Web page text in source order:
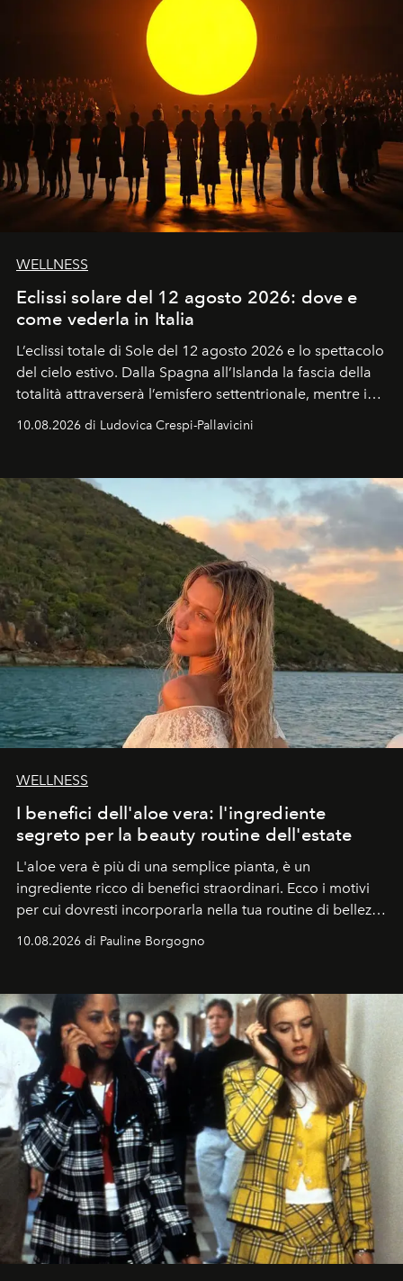
WELLNESS
Eclissi solare del 12 agosto 2026: dove e
come vederla in Italia
L’eclissi totale di Sole del 12 agosto 2026 e lo spettacolo
del cielo estivo. Dalla Spagna all’Islanda la fascia della
totalità attraverserà l’emisfero settentrionale, mentre in
spettacolare al Nord. Orari, città favorite e regole per
10.08.2026 di Ludovica Crespi-Pallavicini
WELLNESS
I benefici dell'aloe vera: l'ingrediente
segreto per la beauty routine dell'estate
L'aloe vera è più di una semplice pianta, è un
ingrediente ricco di benefici straordinari. Ecco i motivi
per cui dovresti incorporarla nella tua routine di bellezza
10.08.2026 di Pauline Borgogno